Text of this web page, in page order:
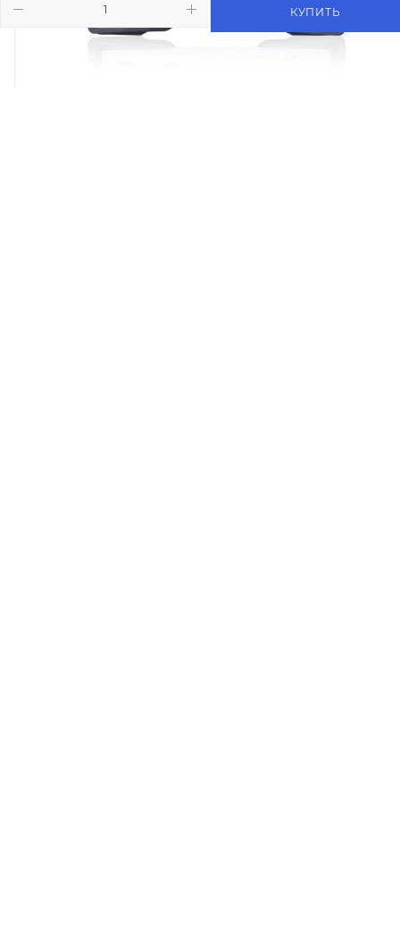
КУПИТЬ